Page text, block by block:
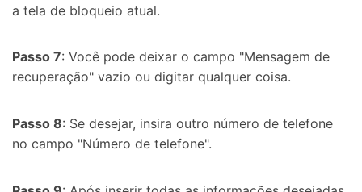
a tela de bloqueio atual.
Passo 7: Você pode deixar o campo "Mensagem de
recuperação" vazio ou digitar qualquer coisa.
Passo 8: Se desejar, insira outro número de telefone
no campo "Número de telefone".